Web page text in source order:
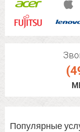
Популярные